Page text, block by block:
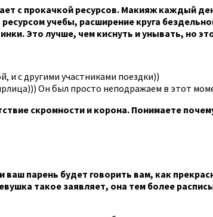
с прокачкой ресурсов. Макияж каждый
учебы, расширение круга
Это лучше, чем киснуть и унывать, но
и с другими участниками поездки))
Он был просто неподражаем в этот
скромности и корона. Понимаете
парень будет говорить вам, как
такое заявляет, она тем более